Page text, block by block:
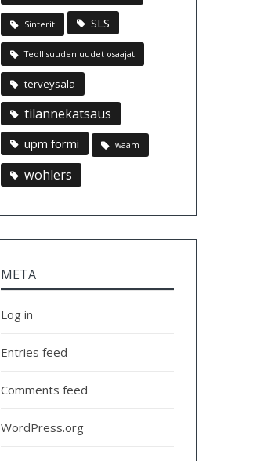
Sinterit SLS
Teollisuuden uudet osaajat
terveysala
tilannekatsaus
upm formi waam
wohlers
META
Log in
Entries feed
Comments feed
WordPress.org